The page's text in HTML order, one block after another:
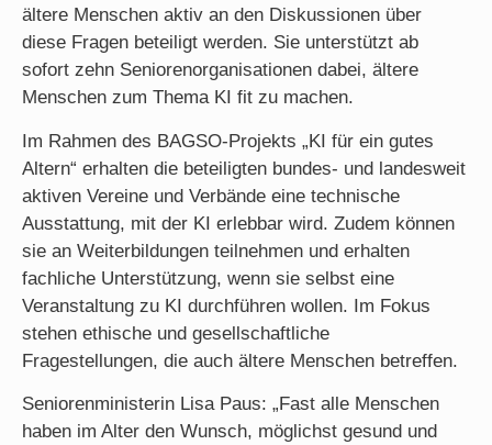
ältere Menschen aktiv an den Diskussionen über
diese Fragen beteiligt werden. Sie unterstützt ab
sofort zehn Seniorenorganisationen dabei, ältere
Menschen zum Thema KI fit zu machen.
Im Rahmen des BAGSO-Projekts „KI für ein gutes
Altern“ erhalten die beteiligten bundes- und landesweit
aktiven Vereine und Verbände eine technische
Ausstattung, mit der KI erlebbar wird. Zudem können
sie an Weiterbildungen teilnehmen und erhalten
fachliche Unterstützung, wenn sie selbst eine
Veranstaltung zu KI durchführen wollen. Im Fokus
stehen ethische und gesellschaftliche
Fragestellungen, die auch ältere Menschen betreffen.
Seniorenministerin Lisa Paus: „Fast alle Menschen
haben im Alter den Wunsch, möglichst gesund und